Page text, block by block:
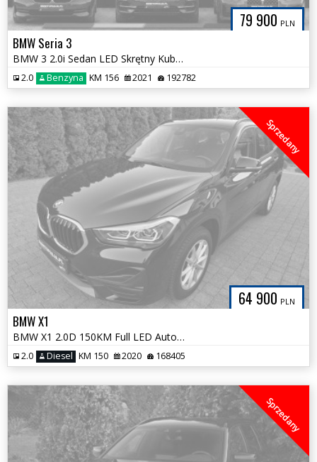
79 900 PLN
BMW Seria 3
BMW 3 2.0i Sedan LED Skrętny Kubełki Bezwypadkowa Alpejska Biel HAK
2.0 Benzyna KM 156 2021 192782
64 900 PLN
Sprzedany
BMW X1
BMW X1 2.0D 150KM Full LED Automat Czarna Czujniki Zadbana
2.0 Diesel KM 150 2020 168405
Sprzedany